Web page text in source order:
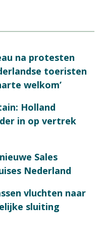
na protesten
toeristen
welkom’
Holland
in op vertrek
Sales
Nederland
vluchten naar
sluiting